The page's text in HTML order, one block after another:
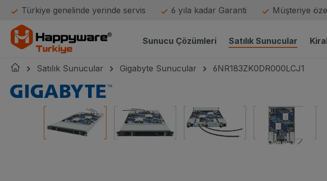
Ana navigasyona geç
Türkiye genelinde yerinde servis 6 yıla kadar Garanti Müşteriye
Sunucu Çözümleri Satılık Sunucular
Satılık Sunucular Gigabyte Sunucular 6NR183ZK0DR000LCJ1
Resim galerisini atla